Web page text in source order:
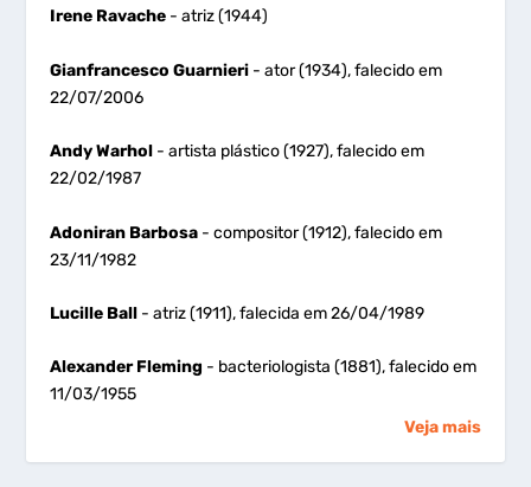
Irene Ravache - atriz (1944)
Gianfrancesco Guarnieri - ator (1934), falecido em
22/07/2006
Andy Warhol - artista plástico (1927), falecido em
22/02/1987
Adoniran Barbosa - compositor (1912), falecido em
23/11/1982
Lucille Ball - atriz (1911), falecida em 26/04/1989
Alexander Fleming - bacteriologista (1881), falecido em
11/03/1955
Veja mais